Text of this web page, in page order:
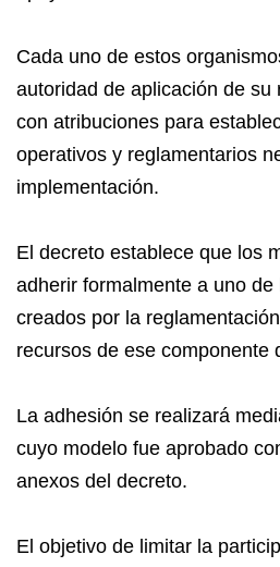
Cada uno de estos
autoridad de aplicación de su
con atribuciones para
operativos y reglamentarios
implementación.
El decreto establece que los
adherir formalmente a uno
creados por la
recursos de ese componente
La adhesión se realizará
cuyo modelo fue aprobado
anexos del decreto.
El objetivo de limitar la